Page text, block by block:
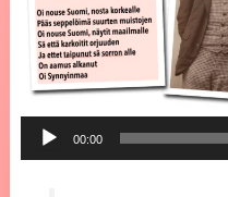
Lecteur
audio
00:00